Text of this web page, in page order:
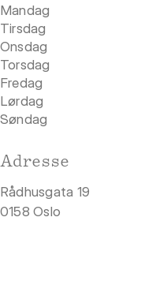
Mandag
Tirsdag
Onsdag
Torsdag
Fredag
Lørdag
Søndag
Adresse
Rådhusgata 19
0158 Oslo